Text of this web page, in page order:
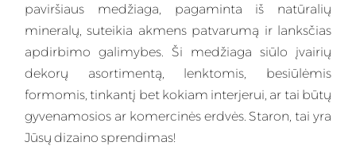
paviršiaus medžiaga, pagaminta iš natūralių
mineralų, suteikia akmens patvarumą ir lanksčias
apdirbimo galimybes. Ši medžiaga siūlo įvairių
dekorų asortimentą, lenktomis, besiūlėmis
formomis, tinkantį bet kokiam interjerui, ar tai būtų
gyvenamosios ar komercinės erdvės. Staron, tai yra
Jūsų dizaino sprendimas!